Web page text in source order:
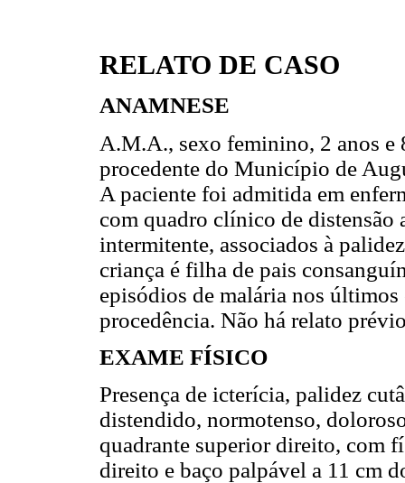
RELATO DE CASO
ANAMNESE
A.M.A., sexo feminino, 2 anos e
procedente do Município de
A paciente foi admitida em
com quadro clínico de distensão
intermitente, associados à
criança é filha de pais
episódios de malária nos
procedência. Não há relato
EXAME FÍSICO
Presença de icterícia, palidez
distendido, normotenso,
quadrante superior direito, com
direito e baço palpável a 11 cm